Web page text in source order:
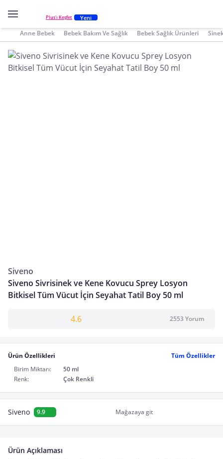
Plus'ı Keşfet Yeni
Anne Bebek Bebek Bakım Ve Sağlık Bebek Sağlık Ürünleri
Siveno
Siveno Sivrisinek ve Kene Kovucu Sprey Losyon
Bitkisel Tüm Vücut İçin Seyahat Tatil Boy 50 ml
4.6 2553 Yorum
Ürün Özellikleri
Tüm Özellikler
Birim Miktarı:
50 ml
Renk:
Çok Renkli
Siveno 9.9 Mağazaya git
Ürün Açıklaması